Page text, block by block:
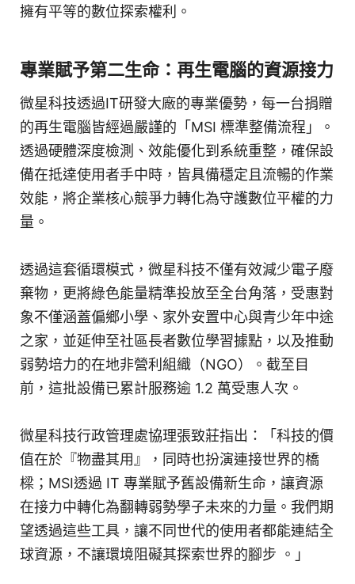
擁有平等的數位探索權利。
專業賦予第二生命：再生電腦的資源接力
微星科技透過IT研發大廠的專業優勢，每一台捐贈
的再生電腦皆經過嚴謹的「MSI 標準整備流程」。
透過硬體深度檢測、效能優化到系統重整，確保設
備在抵達使用者手中時，皆具備穩定且流暢的作業
效能，將企業核心競爭力轉化為守護數位平權的力
量。
透過這套循環模式，微星科技不僅有效減少電子廢
棄物，更將綠色能量精準投放至全台角落，受惠對
象不僅涵蓋偏鄉小學、家外安置中心與青少年中途
之家，並延伸至社區長者數位學習據點，以及推動
弱勢培力的在地非營利組織（NGO）。截至目
前，這批設備已累計服務逾 1.2 萬受惠人次。
微星科技行政管理處協理張致莊指出：「科技的價
值在於『物盡其用』，同時也扮演連接世界的橋
樑；MSI透過 IT 專業賦予舊設備新生命，讓資源
在接力中轉化為翻轉弱勢學子未來的力量。我們期
望透過這些工具，讓不同世代的使用者都能連結全
球資源，不讓環境阻礙其探索世界的腳步 。」